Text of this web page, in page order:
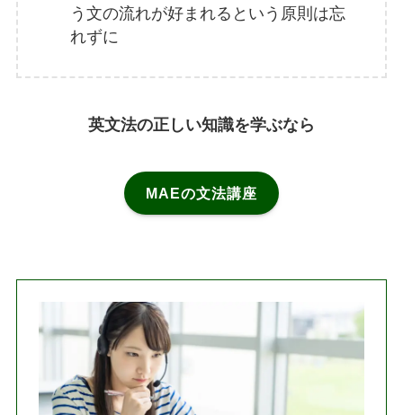
う文の流れが好まれるという原則は忘
れずに
英文法の正しい知識を学ぶなら
MAEの文法講座